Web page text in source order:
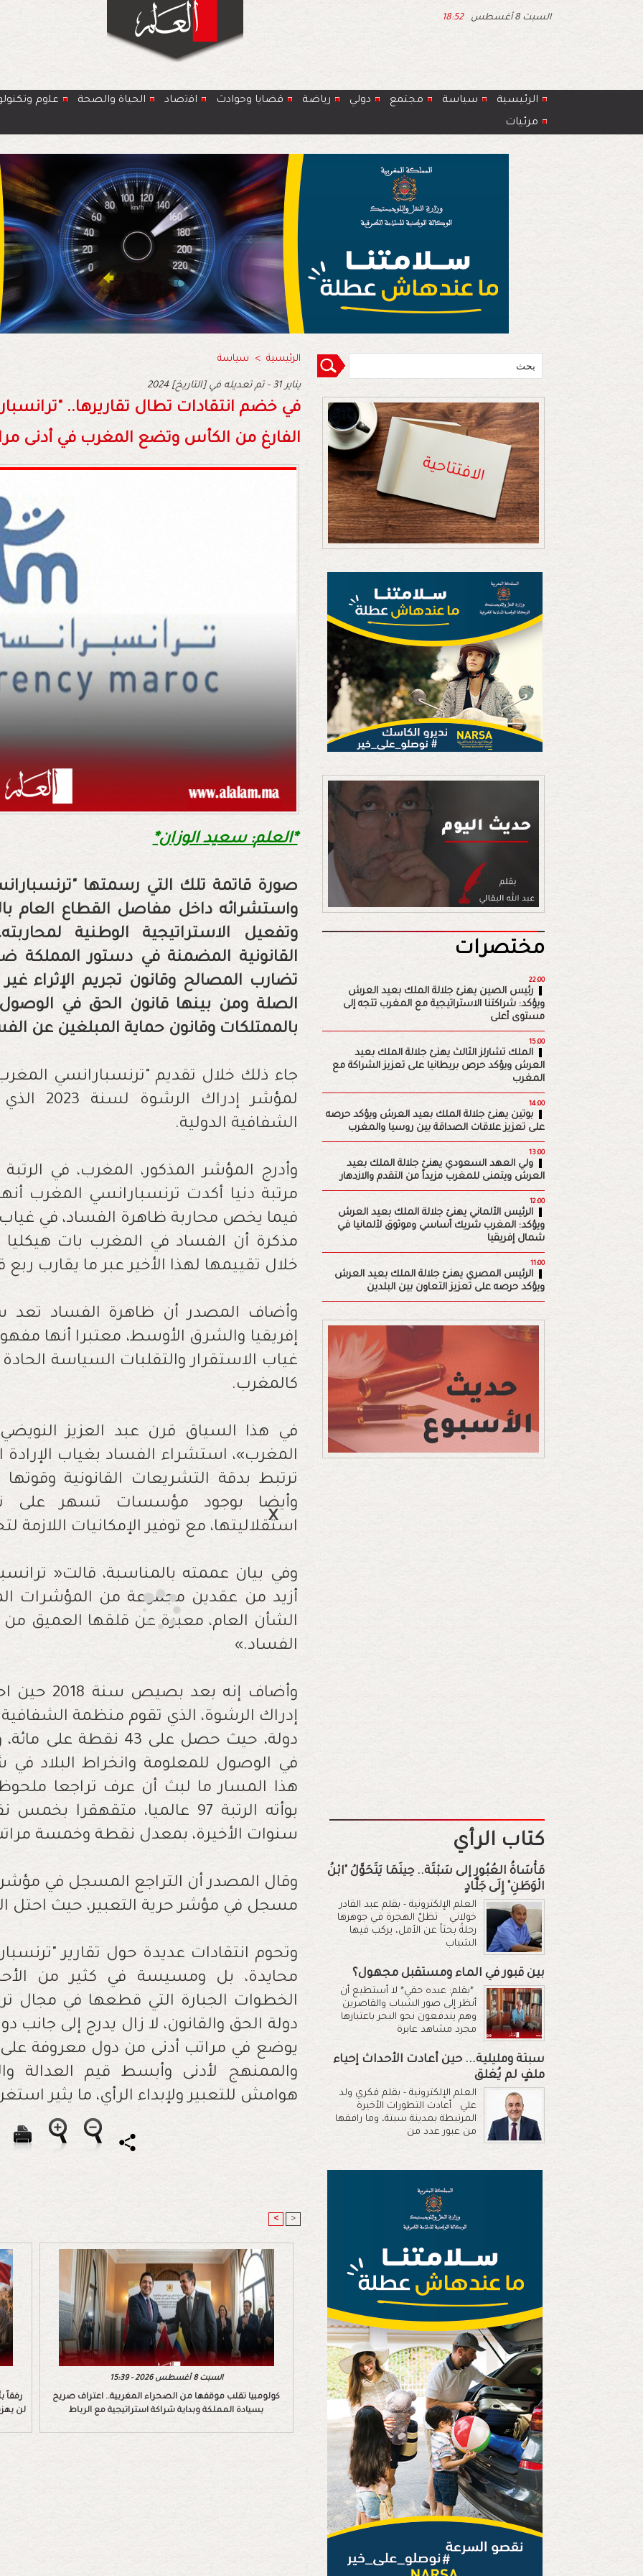
السبت 8 أغسطس 18:52
الرئيسية سياسة مجتمع دولي رياضة قضايا وحوادث اﻗﺗﺻﺎد الحياة والصحة
ﻋﻠوم
مرئيات
الرئيسية > سياسة
2024 يناير 31 - تم تعديله في [التاريخ]
‬الفارغ‭ ‬من‭ ‬الكأس‭ ‬وتضع‭ ‬المغرب‭ ‬في‭ ‬أدنى‭ ‬مراتب‭ ‬محاربة‭ ‬الفساد
*العلم‭:‬ سعيد‭ ‬الوزان*
‬بالممتلكات‭ ‬وقانون‭ ‬حماية‭ ‬المبلغين‭ ‬عن‭ ‬الفساد‭.‬
جاء‭ ‬ذلك‭ ‬خلال‭ ‬تقديم‭ ‬‮ "ترنسبارانسي‭ ‬المغرب"‮ يومه الثلاثاء 03 يناير،‭ ‬بالرباط
‬الشفافية‭ ‬الدولية‭.‬
‬خلال‭ ‬تقييمها‭ ‬لهذا‭ ‬الأخير‭ ‬عبر‭ ‬ما‭ ‬يقارب‭ ‬ربع‭ ‬قرن‭.‬
‬كالمغرب‭.‬
‬استقلاليتها،‭ ‬مع‭ ‬توفير‭ ‬الإمكانيات‭ ‬اللازمة‭ ‬لتحقيق‭ ‬ذلك‭.‬
‬الفساد‮»‬‭.‬
‬سنوات‭ ‬الأخيرة،‭ ‬بمعدل‭ ‬نقطة‭ ‬وخمسة‭ ‬مراتب‭ ‬كل‭ ‬سنة‭.‬
‬مسجل‭ ‬في‭ ‬مؤشر‭ ‬حرية‭ ‬التعبير،‭ ‬حيث‭ ‬احتل‭ ‬المغرب‭ ‬الرتبة‭ ‬144‭ ‬سنة‭ ‬2022‭.‬
‬هوامش‭ ‬للتعبير‭ ‬ولإبداء‭ ‬الرأي،‭ ‬ما‭ ‬يثير‭ ‬استغراب‭ ‬ودهشة‭ ‬عديد‭ ‬من‭ ‬المراقبين‭.‬
< >
رفقاً
لن
السبت 8 أغسطس 2026 - 15:39
كولومبيا تقلب موقفها من الصحراء المغربية.. اعتراف صريح
بسيادة المملكة وبداية شراكة استراتيجية مع الرباط
مختصرات
22:00
رئيس الصين يهنئ جلالة الملك بعيد العرش
ويؤكد: شراكتنا الاستراتيجية مع المغرب تتجه إلى
مستوى أعلى
15:00
الملك تشارلز الثالث يهنئ جلالة الملك بعيد
العرش ويؤكد حرص بريطانيا على تعزيز الشراكة مع
المغرب
14:00
بوتين يهنئ جلالة الملك بعيد العرش ويؤكد حرصه
على تعزيز علاقات الصداقة بين روسيا والمغرب
13:00
ولي العهد السعودي يهنئ جلالة الملك بعيد
العرش ويتمنى للمغرب مزيداً من التقدم والازدهار
12:00
الرئيس الألماني يهنئ جلالة الملك بعيد العرش
ويؤكد: المغرب شريك أساسي وموثوق لألمانيا في
شمال إفريقيا
11:00
الرئيس المصري يهنئ جلالة الملك بعيد العرش
ويؤكد حرصه على تعزيز التعاون بين البلدين
كتاب الرأي
مَأْسَاةُ العُبُورِ إلى سَبْتَة.. حِينَمَا يَتَحَوَّلُ "ابْنُ
الْوَطَنِ" إِلَى جَلَّادٍ
العلم الإلكترونية - بقلم عبد القادر
خولاني تظلّ الهجرة في جوهرها
رحلةً بحثاً عن الأمل، يركب فيها
الشباب
بين قبور في الماء ومستقبل مجهول؟
*بقلم: عبده حقي* لا أستطيع أن
أنظر إلى صور الشباب والقاصرين
وهم يندفعون نحو البحر باعتبارها
مجرد مشاهد عابرة
سبتة ومليلية... حين أعادت الأحداث إحياء
ملفٍ لم يُغلق
العلم الإلكترونية - بقلم فكري ولد
علي أعادت التطورات الأخيرة
المرتبطة بمدينة سبتة، وما رافقها
من عبور عدد من